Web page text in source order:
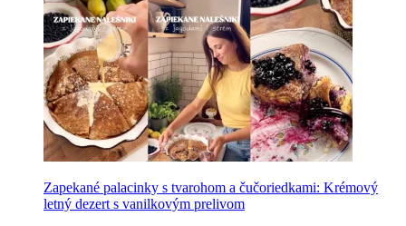
Zapekané palacinky s tvarohom a čučoriedkami: Krémový
letný dezert s vanilkovým prelivom